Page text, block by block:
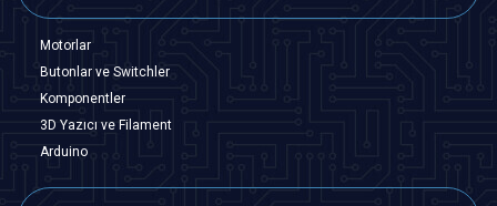
Motorlar
Butonlar ve Switchler
Komponentler
3D Yazıcı ve Filament
Arduino